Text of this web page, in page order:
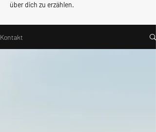
über dich zu erzählen.
Kontakt